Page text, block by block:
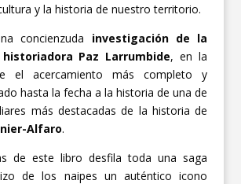
y la historia de nuestro territorio.
concienzuda investigación de la
Paz Larrumbide, en la
el acercamiento más completo y
hasta la fecha a la historia de una de
más destacadas de la historia de
Alfaro.
de este libro desfila toda una saga
de los naipes un auténtico icono